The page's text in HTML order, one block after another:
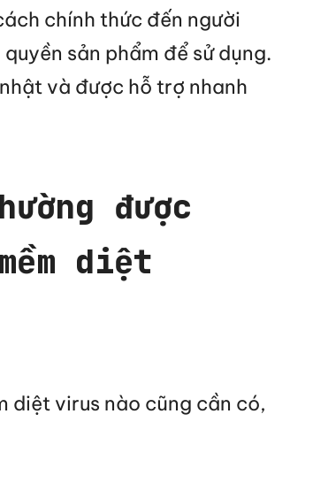
chính thức đến người
sản phẩm để sử dụng.
và được hỗ trợ nhanh
được
diệt
diệt virus nào cũng cần có,